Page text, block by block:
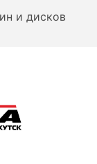
и дисков